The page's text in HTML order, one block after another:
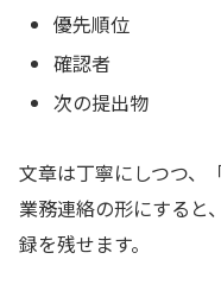
優先順位
確認者
次の提出物
文章は丁寧にしつつ、
業務連絡の形にすると
録を残せます。